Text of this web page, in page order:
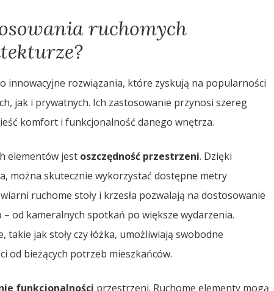
ruchomych
innowacyjne rozwiązania, które zyskują na popularności
jak i prywatnych. Ich zastosowanie przynosi szereg
komfort i funkcjonalność danego wnętrza.
elementów jest oszczędność przestrzeni. Dzięki
można skutecznie wykorzystać dostępne metry
ruchome stoły i krzesła pozwalają na dostosowanie
od kameralnych spotkań po większe wydarzenia.
takie jak stoły czy łóżka, umożliwiają swobodne
od bieżących potrzeb mieszkańców.
funkcjonalności przestrzeni. Ruchome elementy mogą